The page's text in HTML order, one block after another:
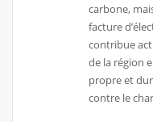
carbone,
facture
contribue
de la région
propre et
contre le